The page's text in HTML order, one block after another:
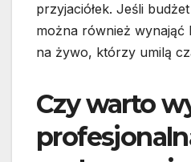
przyjaciółek. Jeśli
można również
na żywo, którzy umilą
Czy warto